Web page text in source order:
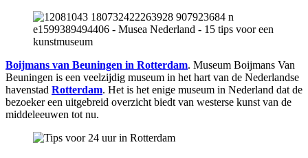
Boijmans van Beuningen in Rotterdam. Museum Boijmans Van
Beuningen is een veelzijdig museum in het hart van de Nederlandse
havenstad Rotterdam. Het is het enige museum in Nederland dat de
bezoeker een uitgebreid overzicht biedt van westerse kunst van de
middeleeuwen tot nu.